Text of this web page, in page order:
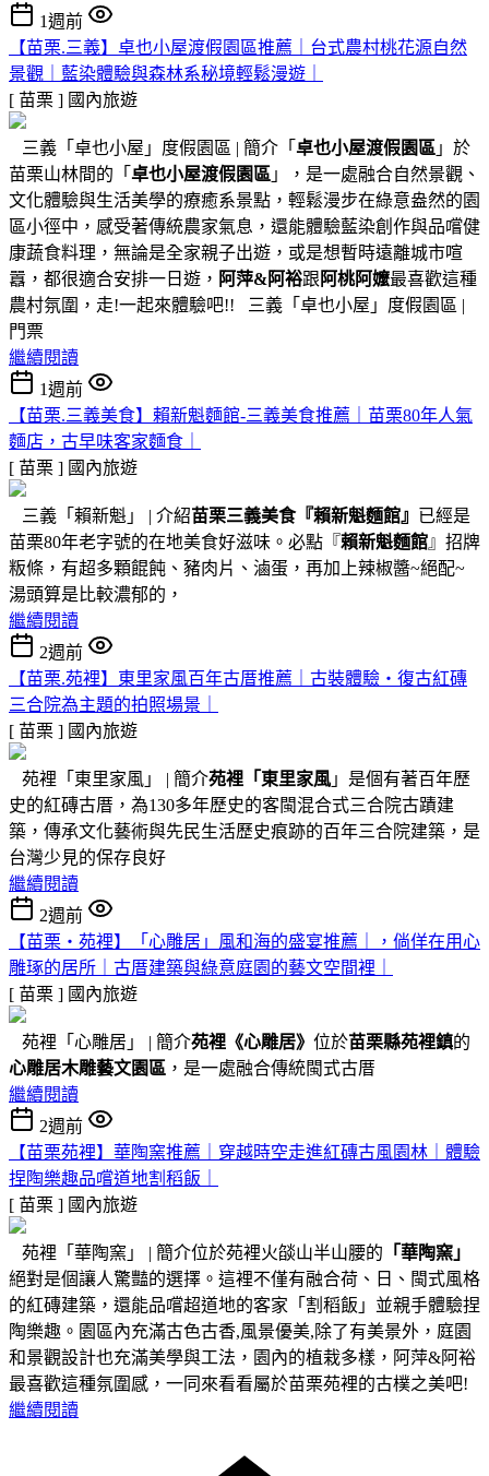
1週前
【苗栗.三義】卓也小屋渡假園區推薦｜台式農村桃花源自然
景觀｜藍染體驗與森林系秘境輕鬆漫遊｜
[ 苗栗 ] 國內旅遊
三義「卓也小屋」度假園區 | 簡介「 卓也小屋渡假園區 」於
苗栗山林間的「 卓也小屋渡假園區 」，是一處融合自然景觀、
文化體驗與生活美學的療癒系景點，輕鬆漫步在綠意盎然的園
區小徑中，感受著傳統農家氣息，還能體驗藍染創作與品嚐健
康蔬食料理，無論是全家親子出遊，或是想暫時遠離城市喧
囂，都很適合安排一日遊， 阿萍&阿裕跟 阿桃阿嬤最喜歡這種
農村氛圍，走!一起來體驗吧!! 三義「卓也小屋」度假園區 |
門票
繼續閱讀
1週前
【苗栗.三義美食】賴新魁麵館-三義美食推薦｜苗栗80年人氣
麵店，古早味客家麵食｜
[ 苗栗 ] 國內旅遊
三義「賴新魁」 | 介紹苗栗三義美食『賴新魁麵館』 已經是
苗栗80年老字號的在地美食好滋味。必點『賴新魁麵館』招牌
粄條，有超多顆餛飩、豬肉片、滷蛋，再加上辣椒醬~絕配~
湯頭算是比較濃郁的，
繼續閱讀
2週前
【苗栗.苑裡】東里家風百年古厝推薦｜古裝體驗・復古紅磚
三合院為主題的拍照場景｜
[ 苗栗 ] 國內旅遊
苑裡「東里家風」 | 簡介苑裡「東里家風 」是個有著百年歷
史的紅磚古厝，為130多年歷史的客閩混合式三合院古蹟建
築，傳承文化藝術與先民生活歷史痕跡的百年三合院建築，是
台灣少見的保存良好
繼續閱讀
2週前
【苗栗・苑裡】「心雕居」風和海的盛宴推薦｜，倘佯在用心
雕琢的居所｜古厝建築與綠意庭園的藝文空間裡｜
[ 苗栗 ] 國內旅遊
苑裡「心雕居」 | 簡介苑裡 《心雕居》 位於苗栗縣苑裡鎮的
心雕居木雕藝文園區 ，是一處融合傳統閩式古厝
繼續閱讀
2週前
【苗栗苑裡】華陶窯推薦｜穿越時空走進紅磚古風園林｜體驗
捏陶樂趣品嚐道地割稻飯｜
[ 苗栗 ] 國內旅遊
苑裡「華陶窯」 | 簡介位於苑裡火燄山半山腰的 「華陶窯」
絕對是個讓人驚豔的選擇。這裡不僅有融合荷、日、閩式風格
的紅磚建築，還能品嚐超道地的客家「割稻飯」並親手體驗捏
陶樂趣。園區內充滿古色古香,風景優美,除了有美景外，庭園
和景觀設計也充滿美學與工法，園內的植栽多樣，阿萍&阿裕
最喜歡這種氛圍感，一同來看看屬於苗栗苑裡的古樸之美吧!
繼續閱讀